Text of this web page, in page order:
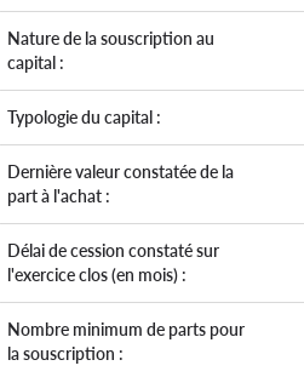
Nature de la souscription au
capital :
Typologie du capital :
Dernière valeur constatée de la
part à l'achat :
Délai de cession constaté sur
l'exercice clos (en mois) :
Nombre minimum de parts pour
la souscription :